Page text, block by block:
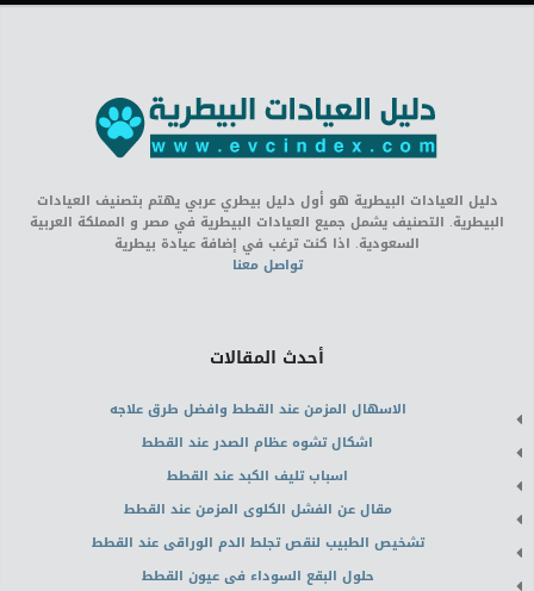
دليل العيادات البيطرية هو أول دليل بيطري عربي يهتم بتصنيف العيادات
البيطرية. التصنيف يشمل جميع العيادات البيطرية في مصر و المملكة العربية
السعودية. اذا كنت ترغب في إضافة عيادة بيطرية
تواصل معنا
أحدث المقالات
الاسهال المزمن عند القطط وافضل طرق علاجه
اشكال تشوه عظام الصدر عند القطط
اسباب تليف الكبد عند القطط
مقال عن الفشل الكلوى المزمن عند القطط
تشخيص الطبيب لنقص تجلط الدم الوراقى عند القطط
حلول البقع السوداء فى عيون القطط